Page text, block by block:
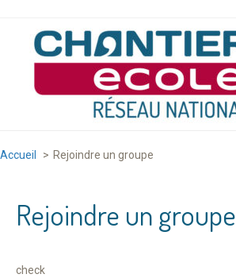
Accueil Rejoindre un groupe
Rejoindre un groupe
check